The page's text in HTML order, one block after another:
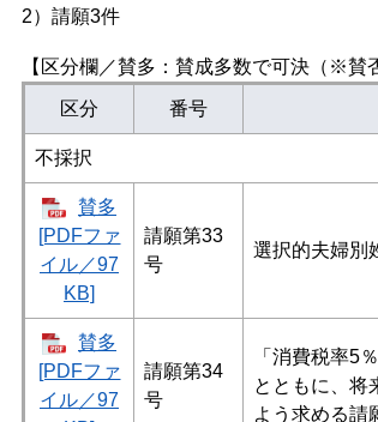
2）請願3件
【区分欄／賛多：賛成多数で可決（※賛
区分 番号
不採択
賛多
[PDFファ
イル／97
KB]
請願第33
号
選択的夫婦別
賛多
[PDFファ
イル／97
請願第34
号
「消費税率5
とともに、将
よう求める請